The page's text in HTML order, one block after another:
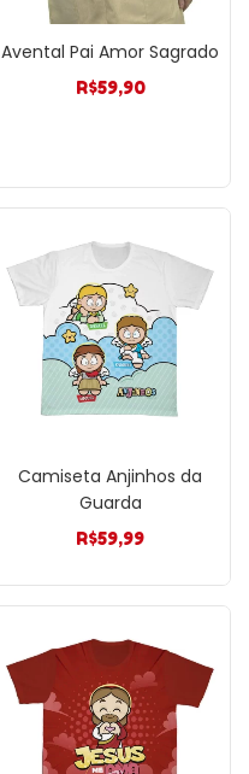
Avental Pai Amor Sagrado
R$59,90
Camiseta Anjinhos da
Guarda
R$59,99